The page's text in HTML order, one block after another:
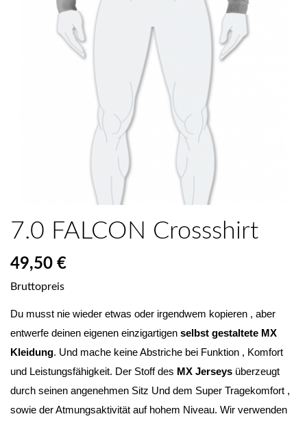
7.0 FALCON Crossshirt
49,50 €
Bruttopreis
Du musst nie wieder etwas oder irgendwem kopieren , aber
entwerfe deinen eigenen einzigartigen selbst gestaltete MX
Kleidung. Und mache keine Abstriche bei Funktion , Komfort
und Leistungsfähigkeit. Der Stoff des MX Jerseys überzeugt
durch seinen angenehmen Sitz Und dem Super Tragekomfort ,
sowie der Atmungsaktivität auf hohem Niveau. Wir verwenden